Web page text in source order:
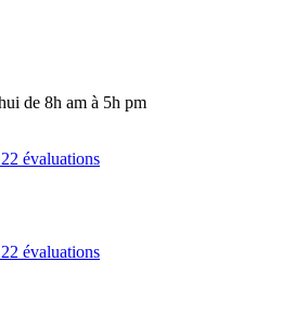
de 8h am à 5h pm
évaluations
évaluations